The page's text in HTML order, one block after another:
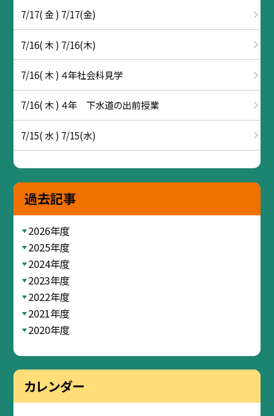
7/17( 金 ) 7/17(金)
7/16( 木 ) 7/16(木)
7/16( 木 ) ４年社会科見学
7/16( 木 ) ４年 下水道の出前授業
7/15( 水 ) 7/15(水)
過去記事
2026年度
2025年度
2024年度
2023年度
2022年度
2021年度
2020年度
カレンダー